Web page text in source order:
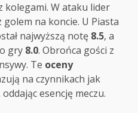
kolegami. W ataku lider
golem na koncie. U Piasta
najwyższą notę 8.5, a
gry 8.0. Obrońca gości z
Te oceny
na czynnikach jak
esencję meczu.